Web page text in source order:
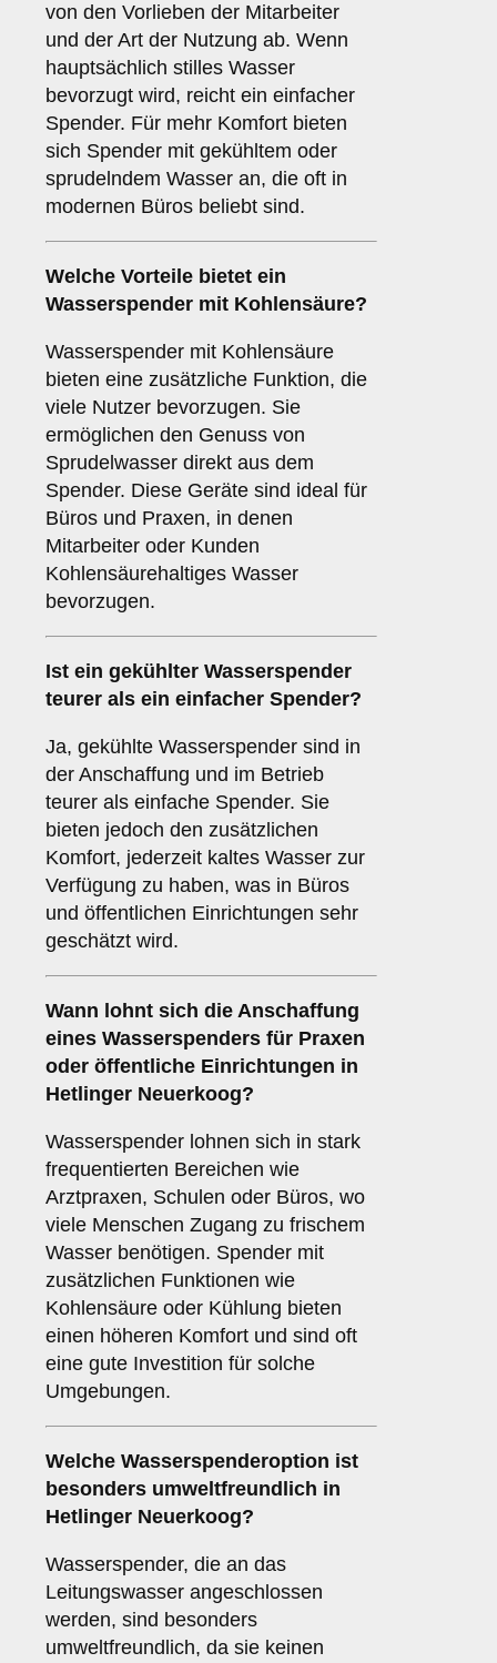
von den Vorlieben der Mitarbeiter
und der Art der Nutzung ab. Wenn
hauptsächlich stilles Wasser
bevorzugt wird, reicht ein einfacher
Spender. Für mehr Komfort bieten
sich Spender mit gekühltem oder
sprudelndem Wasser an, die oft in
modernen Büros beliebt sind.
Welche Vorteile bietet ein
Wasserspender mit Kohlensäure?
Wasserspender mit Kohlensäure
bieten eine zusätzliche Funktion, die
viele Nutzer bevorzugen. Sie
ermöglichen den Genuss von
Sprudelwasser direkt aus dem
Spender. Diese Geräte sind ideal für
Büros und Praxen, in denen
Mitarbeiter oder Kunden
Kohlensäurehaltiges Wasser
bevorzugen.
Ist ein gekühlter Wasserspender
teurer als ein einfacher Spender?
Ja, gekühlte Wasserspender sind in
der Anschaffung und im Betrieb
teurer als einfache Spender. Sie
bieten jedoch den zusätzlichen
Komfort, jederzeit kaltes Wasser zur
Verfügung zu haben, was in Büros
und öffentlichen Einrichtungen sehr
geschätzt wird.
Wann lohnt sich die Anschaffung
eines Wasserspenders für Praxen
oder öffentliche Einrichtungen in
Hetlinger Neuerkoog?
Wasserspender lohnen sich in stark
frequentierten Bereichen wie
Arztpraxen, Schulen oder Büros, wo
viele Menschen Zugang zu frischem
Wasser benötigen. Spender mit
zusätzlichen Funktionen wie
Kohlensäure oder Kühlung bieten
einen höheren Komfort und sind oft
eine gute Investition für solche
Umgebungen.
Welche Wasserspenderoption ist
besonders umweltfreundlich in
Hetlinger Neuerkoog?
Wasserspender, die an das
Leitungswasser angeschlossen
werden, sind besonders
umweltfreundlich, da sie keinen